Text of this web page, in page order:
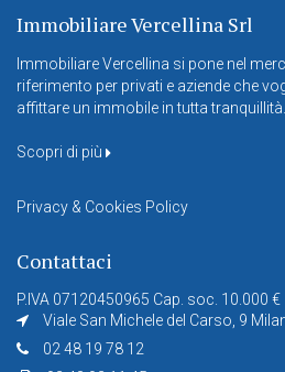
Immobiliare Vercellina Srl
Immobiliare Vercellina si pone nel
riferimento per privati e aziende che
affittare un immobile in tutta tranquillità.
Scopri di più
Privacy & Cookies Policy
Contattaci
P.IVA 07120450965 Cap. soc. 10.000 €
Viale San Michele del Carso, 9
02 48 19 78 12